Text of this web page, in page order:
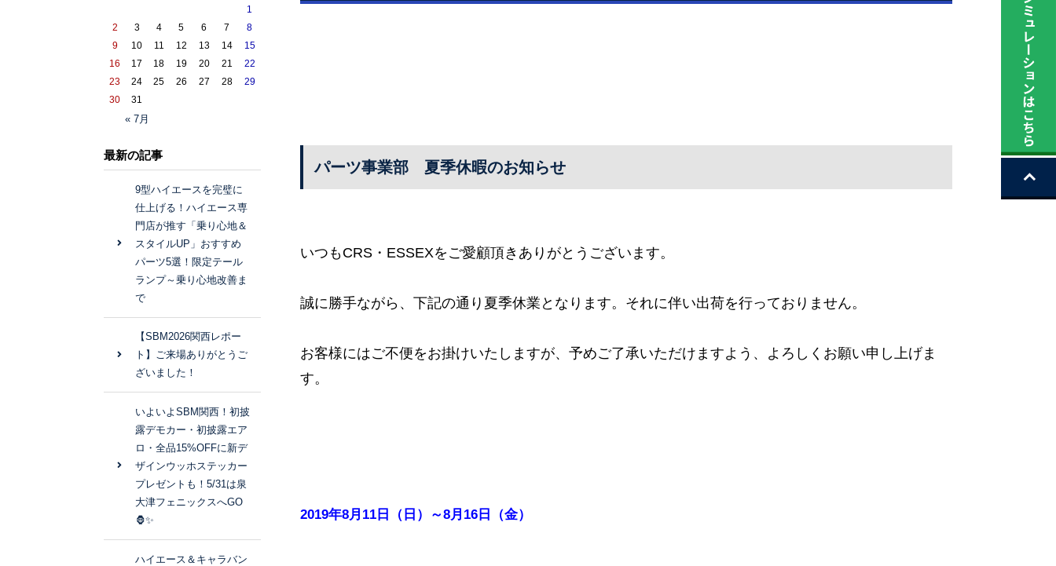
パーツ事業部 夏季休暇のお知らせ
いつもCRS・ESSEXをご愛顧頂きありがとうございます。
誠に勝手ながら、下記の通り夏季休業となります。それに伴い出荷を行っておりません。
お客様にはご不便をお掛けいたしますが、予めご了承いただけますよう、よろしくお願い申し上げま
す。
2019年8月11日（日）～8月16日（金）
« 7月
1
2
3 4 5 6 7
8
9
10 11 12 13 14
15
16
17 18 19 20 21
22
23
24 25 26 27 28
29
30
31
最新の記事
9型ハイエースを完璧に
仕上げる！ハイエース専
門店が推す「乗り心地＆
スタイルUP」おすすめ
パーツ5選！限定テール
ランプ～乗り心地改善ま
で
【SBM2026関西レポー
ト】ご来場ありがとうご
ざいました！
いよいよSBM関西！初披
露デモカー・初披露エア
ロ・全品15%OFFに新デ
ザインウッホステッカー
プレゼントも！5/31は泉
大津フェニックスへGO
🦍✨
ハイエース＆キャラバン